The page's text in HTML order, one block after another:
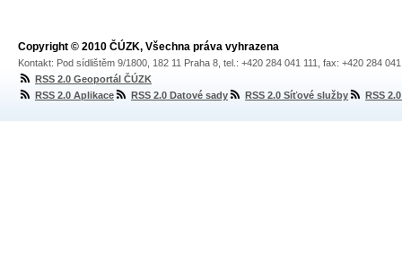
Copyright © 2010 ČÚZK, Všechna práva vyhrazena
Kontakt: Pod sídlištěm 9/1800, 182 11 Praha 8, tel.: +420 284 041 111, fax: +420 284
RSS 2.0 Geoportál ČÚZK
RSS 2.0 Aplikace
RSS 2.0 Datové sady RSS 2.0 Síťové služby RSS